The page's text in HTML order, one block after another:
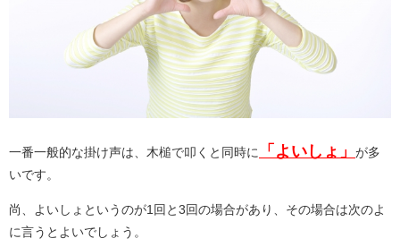
一番一般的な掛け声は、木槌で叩くと同時に 「よいしょ」
が多
いです。
尚、よいしょというのが1回と3回の場合があり、その場合は次のよ
に言うとよいでしょう。